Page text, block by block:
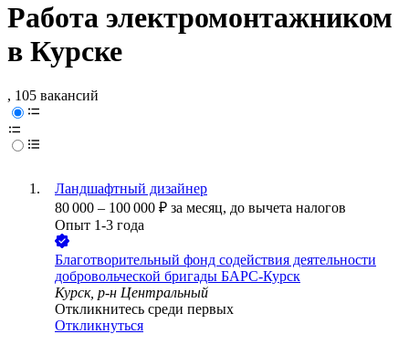
Работа электромонтажником
в Курске
, 105 вакансий
Ландшафтный дизайнер
80 000 – 100 000 ₽ за месяц, до вычета налогов
Опыт 1-3 года
Благотворительный фонд содействия деятельности
добровольческой бригады БАРС-Курск
Курск, р-н Центральный
Откликнитесь среди первых
Откликнуться